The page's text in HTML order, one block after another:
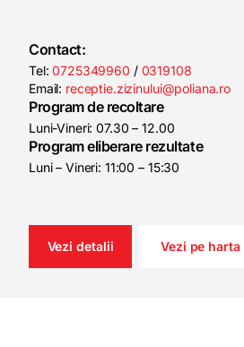
Contact:
Tel:0725349960 / 0319108
Email: receptie.zizinului@poliana.ro
Program de recoltare
Luni-Vineri: 07.30 – 12.00
Program eliberare rezultate
Luni – Vineri: 11:00 – 15:30
Vezi detalii Vezi pe harta